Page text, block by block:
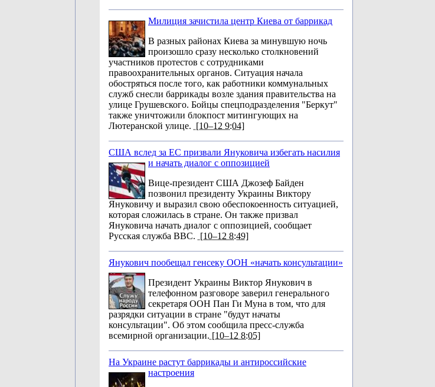
Милиция зачистила центр Киева от баррикад
В разных районах Киева за минувшую ночь
произошло сразу несколько столкновений
участников протестов с сотрудниками
правоохранительных органов. Ситуация начала
обостряться после того, как работники коммунальных
служб снесли баррикады возле здания правительства на
улице Грушевского. Бойцы спецподразделения "Беркут"
также уничтожили блокпост митингующих на
Лютеранской улице. [10–12 9:04]
США вслед за ЕС призвали Януковича избегать насилия
и начать диалог с оппозицией
Вице-президент США Джозеф Байден
позвонил президенту Украины Виктору
Януковичу и выразил свою обеспокоенность ситуацией,
которая сложилась в стране. Он также призвал
Януковича начать диалог с оппозицией, сообщает
Русская служба BBC. [10–12 8:49]
Янукович пообещал генсеку ООН «начать консультации»
Президент Украины Виктор Янукович в
телефонном разговоре заверил генерального
секретаря ООН Пан Ги Муна в том, что для
разрядки ситуации в стране "будут начаты
консультации". Об этом сообщила пресс-служба
всемирной организации. [10–12 8:05]
На Украине растут баррикады и антироссийские
настроения